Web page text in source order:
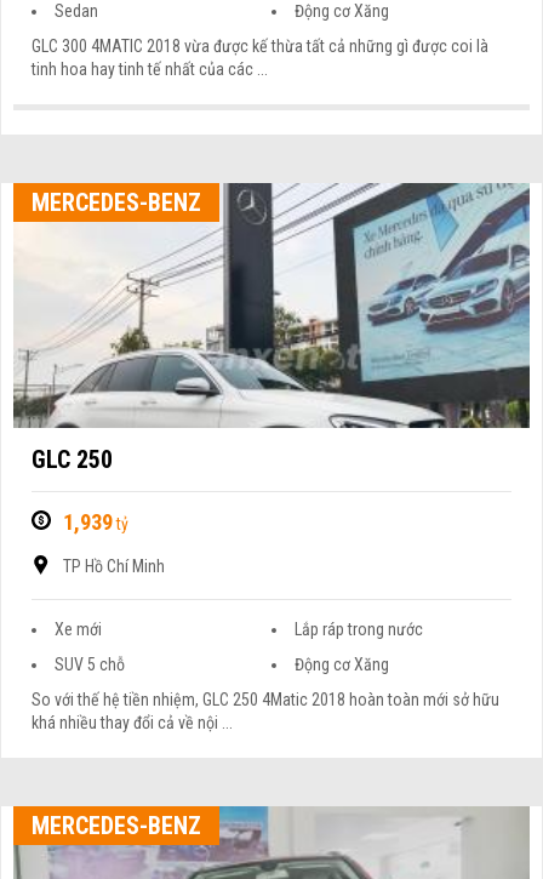
Sedan
Động cơ Xăng
GLC 300 4MATIC 2018 vừa được kế thừa tất cả những gì được coi là
tinh hoa hay tinh tế nhất của các ...
MERCEDES-BENZ
GLC 250
1,939tỷ
TP Hồ Chí Minh
Xe mới
Lắp ráp trong nước
SUV 5 chỗ
Động cơ Xăng
So với thế hệ tiền nhiệm, GLC 250 4Matic 2018 hoàn toàn mới sở hữu
khá nhiều thay đổi cả về nội ...
MERCEDES-BENZ